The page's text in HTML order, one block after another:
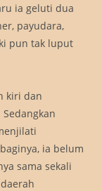
ia geluti dua
payudara,
pun tak luput
kiri dan
ia belum
sama sekali